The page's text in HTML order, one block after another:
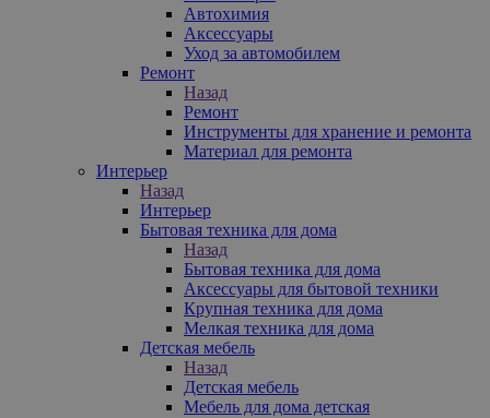
Автохимия
Аксессуары
Уход за автомобилем
Ремонт
Назад
Ремонт
Инструменты для хранение и ремонта
Материал для ремонта
Интерьер
Назад
Интерьер
Бытовая техника для дома
Назад
Бытовая техника для дома
Аксессуары для бытовой техники
Крупная техника для дома
Мелкая техника для дома
Детская мебель
Назад
Детская мебель
Мебель для дома детская